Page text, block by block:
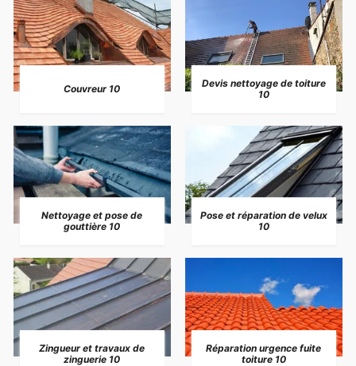
Couvreur 10
Devis nettoyage de toiture
10
Nettoyage et pose de
gouttière 10
Pose et réparation de velux
10
Zingueur et travaux de
zinguerie 10
Réparation urgence fuite
toiture 10